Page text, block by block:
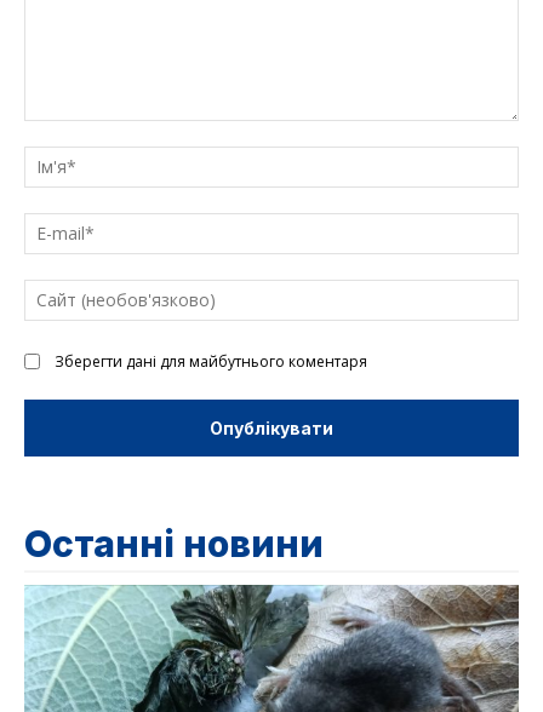
текст
Зберегти дані для майбутнього коментаря
Останні новини